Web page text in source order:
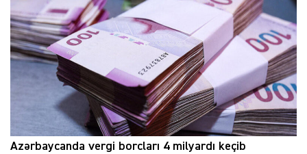
Azərbaycanda vergi borcları 4 milyardı keçib